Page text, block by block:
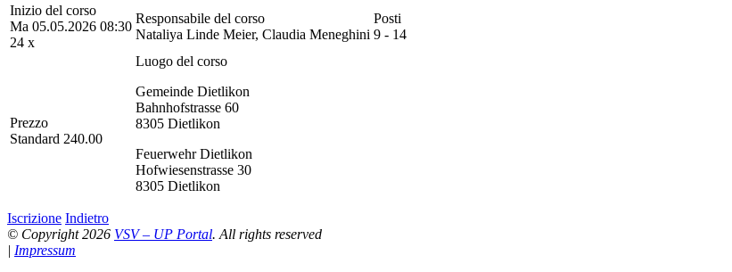
Inizio del corso
Ma 05.05.2026 08:30
24 x
Responsabile del corso
Nataliya Linde Meier, Claudia Meneghini
Posti
9 - 14
Prezzo
Standard 240.00
Luogo del corso
Gemeinde Dietlikon
Bahnhofstrasse 60
8305 Dietlikon
Feuerwehr Dietlikon
Hofwiesenstrasse 30
8305 Dietlikon
Iscrizione Indietro
© Copyright 2026 VSV – UP Portal. All rights reserved
| Impressum